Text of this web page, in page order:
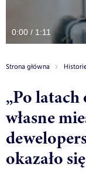
0:00 / 1:11
Strona główna
„Po latach
własne
okazało